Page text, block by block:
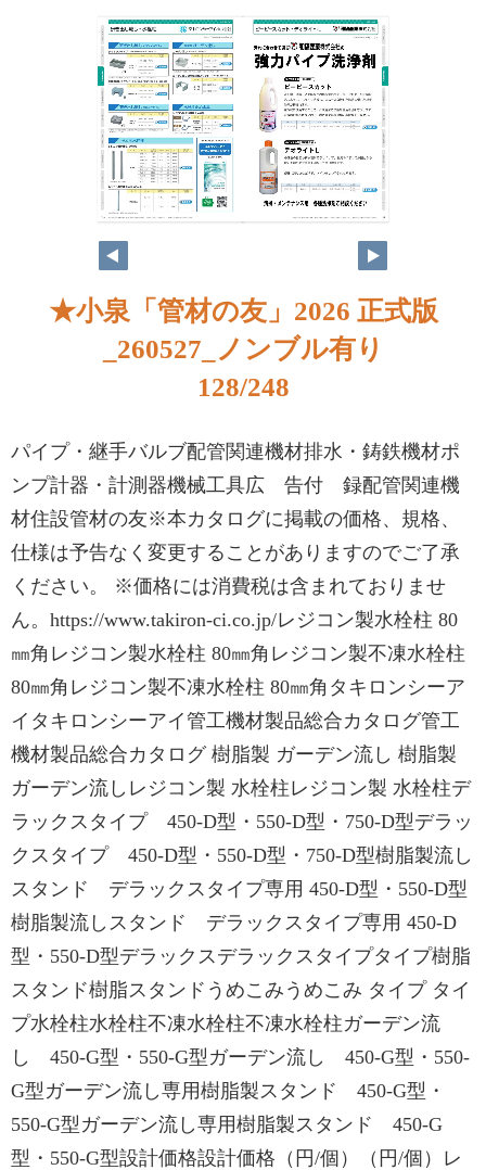
★小泉「管材の友」2026 正式版
_260527_ノンブル有り
128/248
パイプ・継手バルブ配管関連機材排水・鋳鉄機材ポ
ンプ計器・計測器機械工具広 告付 録配管関連機
材住設管材の友※本カタログに掲載の価格、規格、
仕様は予告なく変更することがありますのでご了承
ください。 ※価格には消費税は含まれておりませ
ん。https://www.takiron-ci.co.jp/レジコン製水栓柱 80
㎜角レジコン製水栓柱 80㎜角レジコン製不凍水栓柱
80㎜角レジコン製不凍水栓柱 80㎜角タキロンシーア
イタキロンシーアイ管工機材製品総合カタログ管工
機材製品総合カタログ 樹脂製 ガーデン流し 樹脂製
ガーデン流しレジコン製 水栓柱レジコン製 水栓柱デ
ラックスタイプ 450-D型・550-D型・750-D型デラッ
クスタイプ 450-D型・550-D型・750-D型樹脂製流し
スタンド デラックスタイプ専用 450-D型・550-D型
樹脂製流しスタンド デラックスタイプ専用 450-D
型・550-D型デラックスデラックスタイプタイプ樹脂
スタンド樹脂スタンドうめこみうめこみ タイプ タイ
プ水栓柱水栓柱不凍水栓柱不凍水栓柱ガーデン流
し 450-G型・550-G型ガーデン流し 450-G型・550-
G型ガーデン流し専用樹脂製スタンド 450-G型・
550-G型ガーデン流し専用樹脂製スタンド 450-G
型・550-G型設計価格設計価格（円/個）（円/個）レ